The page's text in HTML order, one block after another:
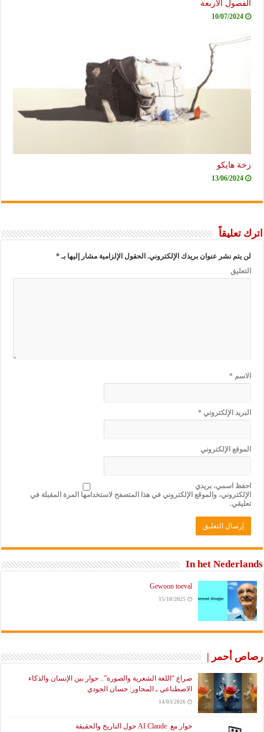
الفصول الأربعة
10/07/2024
زخة هايكو
13/06/2024
اترك تعليقاً
لن يتم نشر عنوان بريدك الإلكتروني. الحقول الإلزامية مشار إليها بـ*
التعليق
الاسم*
البريد الإلكتروني*
الموقع الإلكتروني
احفظ اسمي، بريدي
الإلكتروني، والموقع الإلكتروني في هذا المتصفح لاستخدامها المرة المقبلة في
تعليقي.
In het Nederlands
Gewoon toeval
15/10/2025
رصاص أحمر |
صراع “اللغة الشعرية والصورة”.. حوار بين الإنسان والذكاء
الاصطناعي ـ المحاور: حسان الجودي
14/03/2026
حوار مع AI Claude حول التاريخ والحقيقة